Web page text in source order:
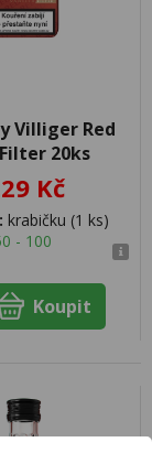
Villiger Red
20ks
Kč
krabičku (1 ks)
- 100